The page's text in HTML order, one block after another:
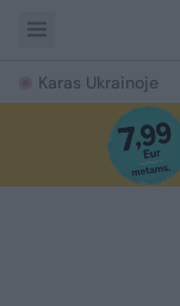
Karas Ukrainoje